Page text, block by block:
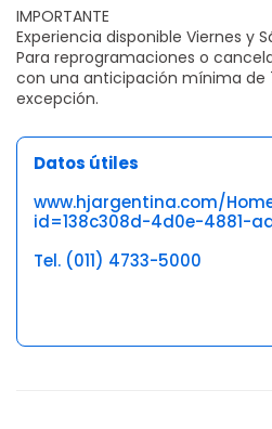
IMPORTANTE
Experiencia disponible Viernes y
Para reprogramaciones o
con una anticipación mínima de
excepción.
Datos útiles
www.hjargentina.com/
id=138c308d-4d0e-4881-
Tel. (011) 4733-5000